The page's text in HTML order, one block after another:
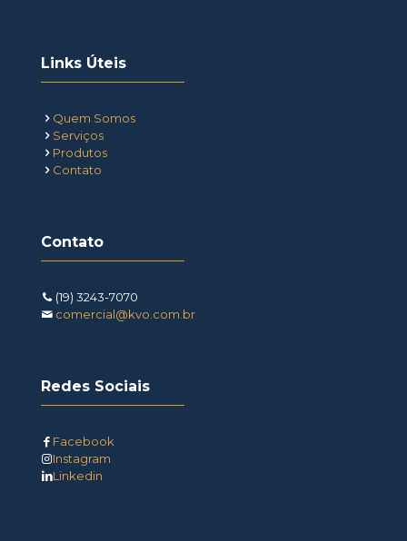
Links Úteis
Quem Somos
Serviços
Produtos
Contato
Contato
(19) 3243-7070
comercial@kvo.com.br
Redes Sociais
Facebook
Instagram
Linkedin